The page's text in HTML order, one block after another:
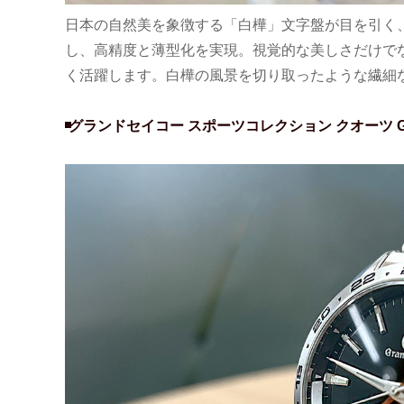
日本の自然美を象徴する「白樺」文字盤が目を引
し、高精度と薄型化を実現。視覚的な美しさだけ
く活躍します。白樺の風景を切り取ったような繊
グランドセイコー スポーツコレクション クオーツ